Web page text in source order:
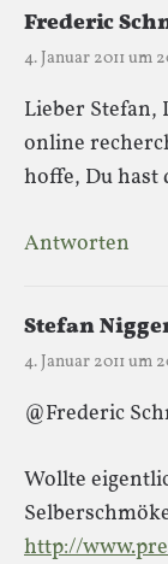
Frederic
4. Januar 2011 um
Lieber Stefan,
online
hoffe, Du hast
Antworten
Stefan
4. Januar 2011 um
@Frederic
Wollte
http://